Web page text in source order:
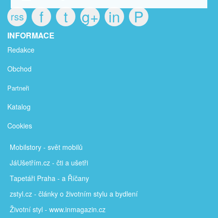
rss f t g+ in P
INFORMACE
Redakce
Obchod
Partneři
Katalog
Cookies
Mobilstory - svět mobilů
JáUšetřím.cz - čti a ušetři
Tapetáři Praha - a Říčany
zstyl.cz - články o životním stylu a bydlení
Životní styl - www.inmagazin.cz